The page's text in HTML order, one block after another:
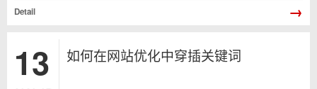
Detail
→
13 如何在网站优化中穿插关键词